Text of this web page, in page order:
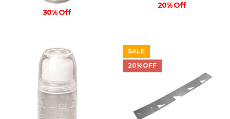
30% Off
20% Off
SALE
20%OFF